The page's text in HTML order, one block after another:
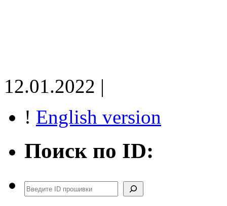
12.01.2022 |
! English version
Поиск по ID:
Поиск